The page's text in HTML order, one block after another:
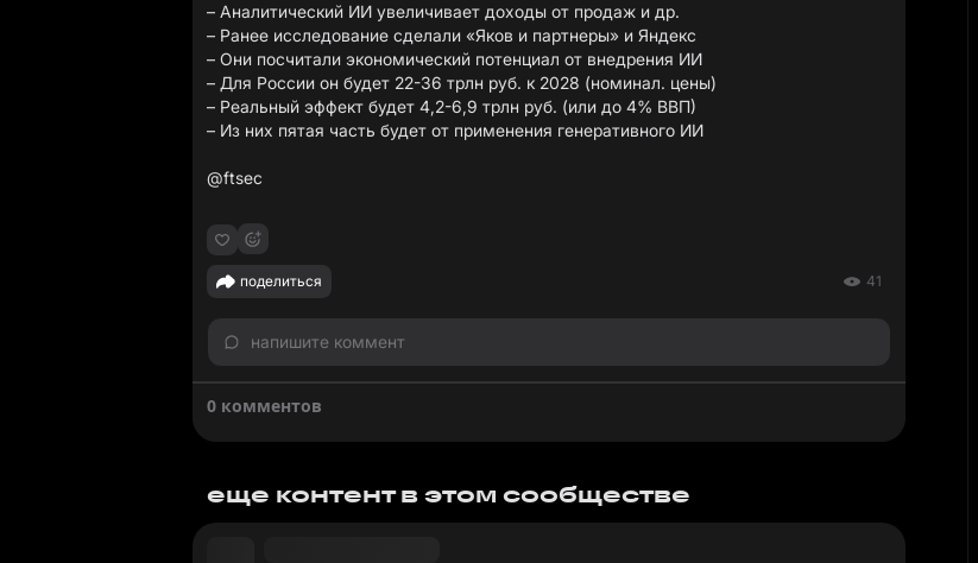
– Аналитический ИИ увеличивает доходы от продаж и др.
– Ранее исследование сделали «Яков и партнеры» и Яндекс
– Они посчитали экономический потенциал от внедрения ИИ
– Для России он будет 22-36 трлн руб. к 2028 (номинал. цены)
– Реальный эффект будет 4,2-6,9 трлн руб. (или до 4% ВВП)
– Из них пятая часть будет от применения генеративного ИИ
@ftsec
поделиться 41
напишите коммент
0 комментов
еще контент в этом сообществе